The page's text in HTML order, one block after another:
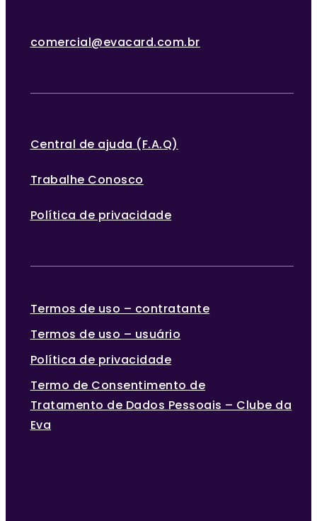
comercial@evacard.com.br
Central de ajuda (F.A.Q)
Trabalhe Conosco
Política de privacidade
Termos de uso – contratante
Termos de uso – usuário
Política de privacidade
Termo de Consentimento de
Tratamento de Dados Pessoais – Clube da
Eva